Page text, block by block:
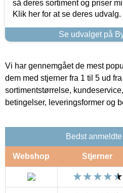
så deres sortiment og priser
Klik her for at se deres udvalg.
Se udvalget på
Vi har gennemgået de mest
dem med stjerner fra 1 til 5 ud
sortimentstørrelse,
betingelser, leveringsformer og
Bedst
Webshop Stjerner